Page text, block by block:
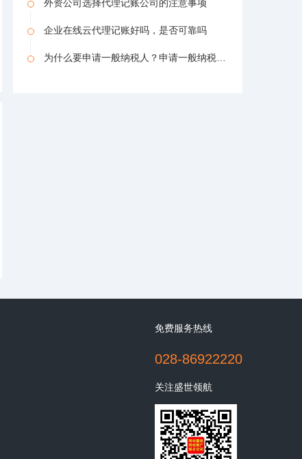
外资公司选择代理记账公司的注意事项
企业在线云代理记账好吗，是否可靠吗
为什么要申请一般纳税人？申请一般纳税人有什么好处？
免费服务热线
028-86922220
关注盛世领航